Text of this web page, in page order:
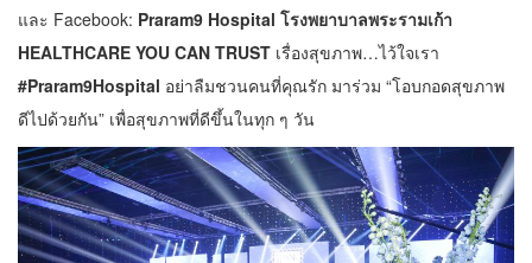
และ Facebook: Praram9 Hospital โรงพยาบาลพระรามเก้า
HEALTHCARE YOU CAN TRUST เรื่องสุขภาพ…ไว้ใจเรา
#Praram9Hospital อย่าลืมชวนคนที่คุณรัก มาร่วม “โอบกอดสุขภาพ
ดีไปด้วยกัน” เพื่อสุขภาพที่ดีขึ้นในทุก ๆ วัน